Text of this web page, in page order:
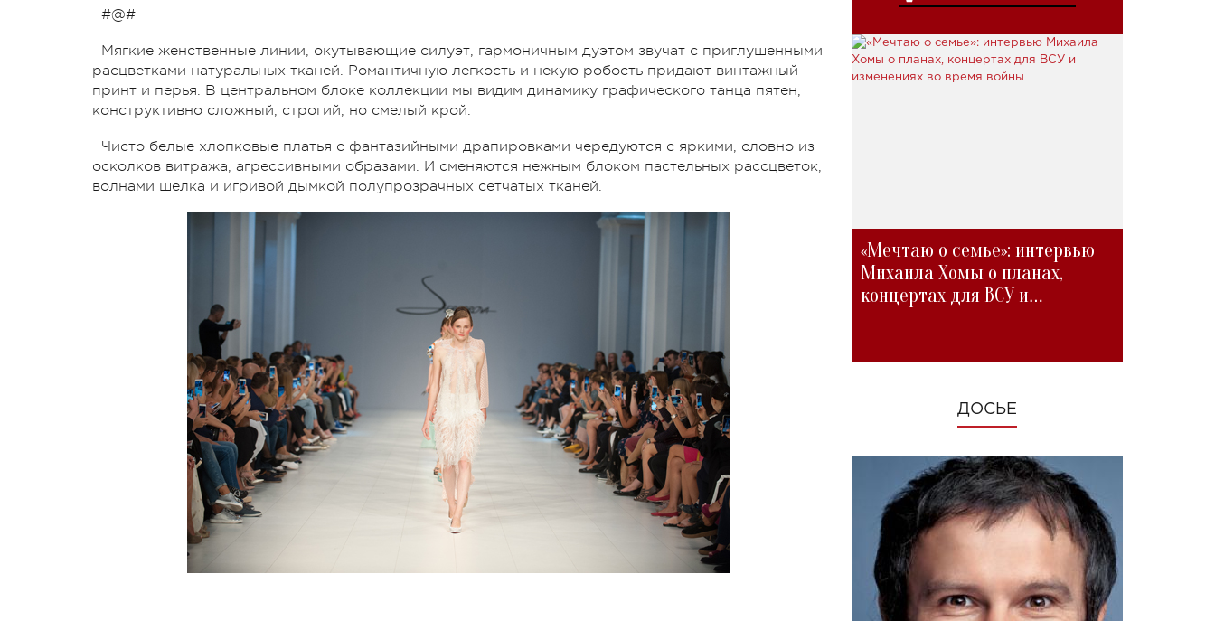
#@#
Мягкие женственные линии, окутывающие силуэт, гармоничным дуэтом звучат с приглушенными
расцветками натуральных тканей. Романтичную легкость и некую робость придают винтажный
принт и перья. В центральном блоке коллекции мы видим динамику графического танца пятен,
конструктивно сложный, строгий, но смелый крой.
Чисто белые хлопковые платья с фантазийными драпировками чередуются с яркими, словно из
осколков витража, агрессивными образами. И сменяются нежным блоком пастельных рассцветок,
волнами шелка и игривой дымкой полупрозрачных сетчатых тканей.
«Мечтаю о семье»: интервью
Михаила Хомы о планах,
концертах для ВСУ и
ДОСЬЕ